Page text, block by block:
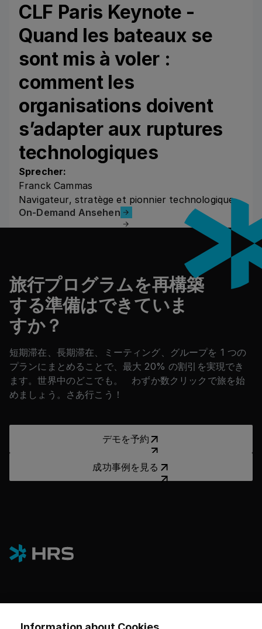
CLF Paris Keynote -
Quand les bateaux se
sont mis à voler :
comment les
organisations doivent
s’adapter aux ruptures
technologiques
Sprecher:
Franck Cammas
Navigateur, stratège et pionnier technologique
On-Demand Ansehen
On-Demand Ansehen
旅行プログラムを再構築
する準備はできていま
すか？
短期滞在、長期滞在、ミーティング、グループを 1 つの
プランにまとめることで、最大 20% の割引を実現でき
ます。世界中のどこでも。 わずか数クリックで旅を始
めましょう。さあ行こう！
デモを予約
成功事例を見る